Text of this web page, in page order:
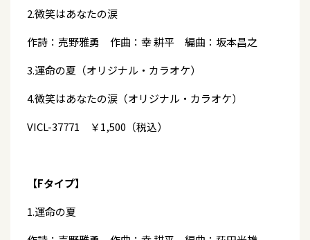
2.微笑はあなたの涙
作詩：売野雅勇 作曲：幸 耕平 編曲：坂本昌之
3.運命の夏（オリジナル・カラオケ）
4.微笑はあなたの涙（オリジナル・カラオケ）
VICL-37771 ￥1,500（税込）
【Fタイプ】
1.運命の夏